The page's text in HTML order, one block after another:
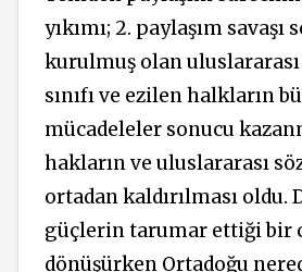
yıkımı; 2. paylaşım savaşı
kurulmuş olan
sınıfı ve ezilen halkların
mücadeleler sonucu
hakların ve uluslararası
ortadan kaldırılması oldu.
güçlerin tarumar ettiği bir
dönüşürken Ortadoğu